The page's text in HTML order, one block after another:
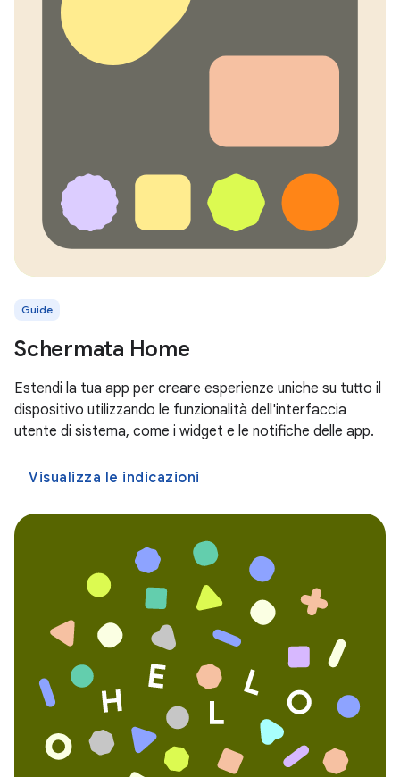
Guide
Schermata Home
Estendi la tua app per creare esperienze uniche su tutto il
dispositivo utilizzando le funzionalità dell'interfaccia
utente di sistema, come i widget e le notifiche delle app.
Visualizza le indicazioni